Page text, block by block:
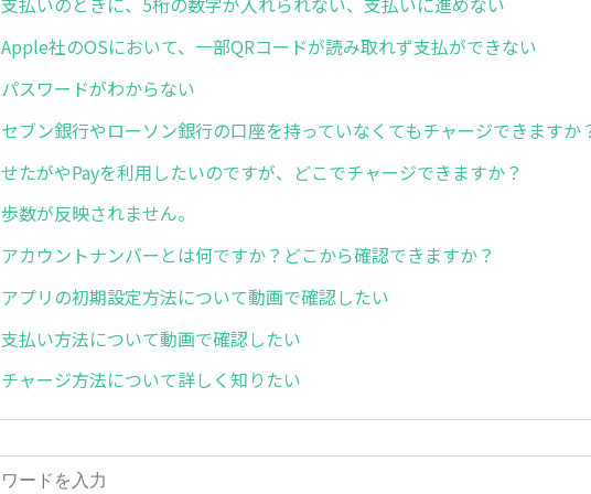
Apple社のOSにおいて、一部QRコードが読み取れず支払ができない
パスワードがわからない
セブン銀行やローソン銀行の口座を持っていなくてもチャージできますか
せたがやPayを利用したいのですが、どこでチャージできますか？
歩数が反映されません。
アカウントナンバーとは何ですか？どこから確認できますか？
アプリの初期設定方法について動画で確認したい
支払い方法について動画で確認したい
チャージ方法について詳しく知りたい